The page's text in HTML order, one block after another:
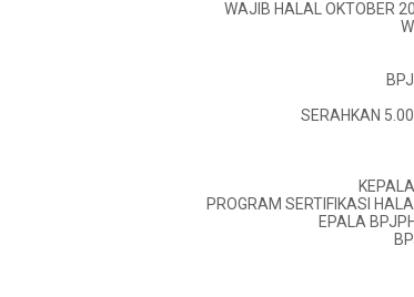
WAJIB HALAL OKTOBER
SERAHKAN
PROGRAM SERTIFIKASI
EPALA